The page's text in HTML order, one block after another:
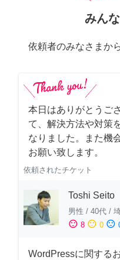
みん
依頼者のみなさまか
本日はありがとうご
て、解決方法や対策
なりました。また機
お願い致します。
依頼されたチケット
Toshi Seito
男性 / 40代 /
sentiment_satisfied 8 sentiment_neutral 0 sentiment_dissatisfied
WordPressに関する